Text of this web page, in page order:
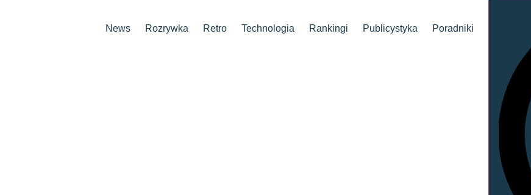
News Rozrywka Retro Technologia Rankingi Publicystyka Poradniki